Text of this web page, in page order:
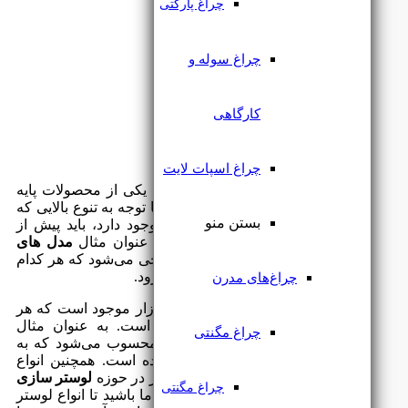
چراغ پارکتی
چراغ سوله و
کارگاهی
چراغ اسپات لایت
بستن منو
چراغ‌های مدرن
چراغ مگنتی
چراغ مگنتی
در این روزها به یکی از محصولات پایه‌
ثابت در تک تک منازل تبدیل شده است. با توجه به تنوع بالایی که
در طراحی انواع لوستر مدرن و جدید وجود دارد، باید پیش از
خرید به برخی نکات مهم دقت کنید. به عنوان مثال مدل های
طراحی می‌شود که هر کدام
برای فضاهایی با ابعاد مناسب به کار می‌رود.
مدل‌های متفاوتی از لوستر امروزه در بازار موجود است که هر
یک برای محیط‌های گوناگونی مناسب است. به عنوان مثال
انواع لوستر جدید
محسوب می‌شود که به
به دست آورده است. همچنین انواع
از دیگر محصولات پرطرفدار در حوزه لوستر سازی
محسوب می‌شود. در ادامه مقاله همراه ما باشید تا انواع لوستر